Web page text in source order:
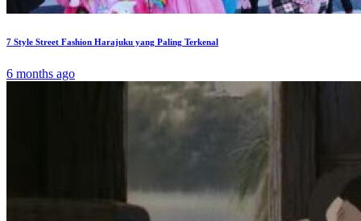
7 Style Street Fashion Harajuku yang Paling Terkenal
6 months ago